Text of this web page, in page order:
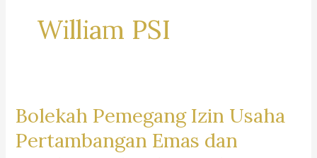
William PSI
Bolekah Pemegang Izin Usaha
Pertambangan Emas dan